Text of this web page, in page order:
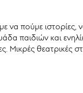
πούμε ιστορίες,
παιδιών και
Μικρές θεατρικές